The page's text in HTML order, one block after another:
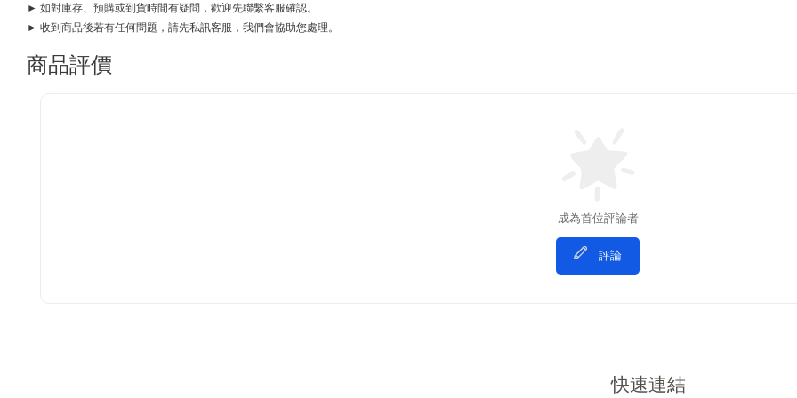
► 如對庫存、預購或到貨時間有疑問，歡迎先聯繫客服確認。
► 收到商品後若有任何問題，請先私訊客服，我們會協助您處理。
商品評價
成為首位評論者
評論
快速連結